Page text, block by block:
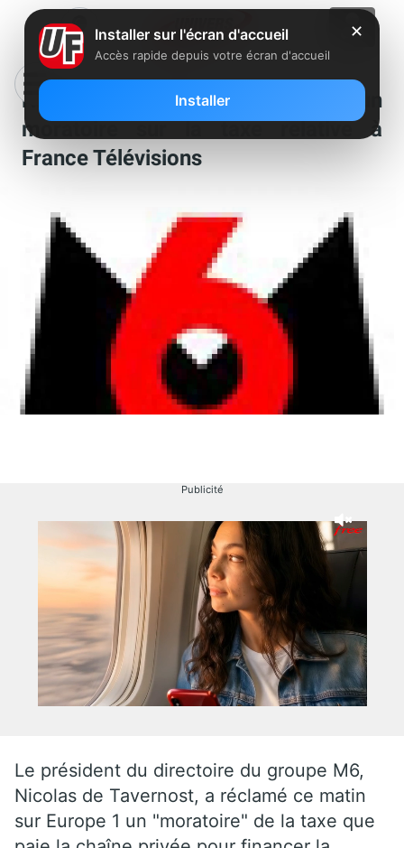
Nicolas de Tavernost demande un
moratoire sur la taxe relative à
France Télévisions
Publicité
Le président du directoire du groupe M6,
Nicolas de Tavernost, a réclamé ce matin
sur Europe 1 un "moratoire" de la taxe que
✕
Installer sur l'écran d'accueil
Accès rapide depuis votre écran d'accueil
Installer